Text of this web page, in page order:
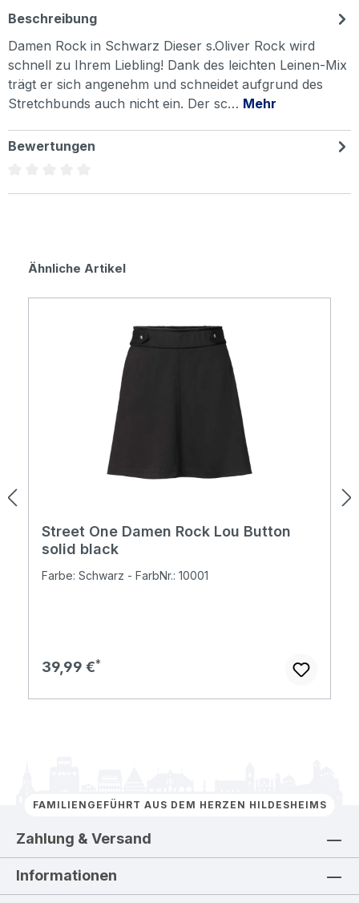
Beschreibung
Damen Rock in Schwarz Dieser s.Oliver Rock wird
schnell zu Ihrem Liebling! Dank des leichten Leinen-Mix
trägt er sich angenehm und schneidet aufgrund des
Stretchbunds auch nicht ein. Der sc… Mehr
Bewertungen
Produktgalerie überspringen
Ähnliche Artikel
Street One Damen Rock Lou Button
solid black
Farbe: Schwarz - FarbNr.: 10001
Regulärer Preis:
39,99 €
FAMILIENGEFÜHRT AUS DEM HERZEN HILDESHEIMS
Zahlung & Versand
Informationen